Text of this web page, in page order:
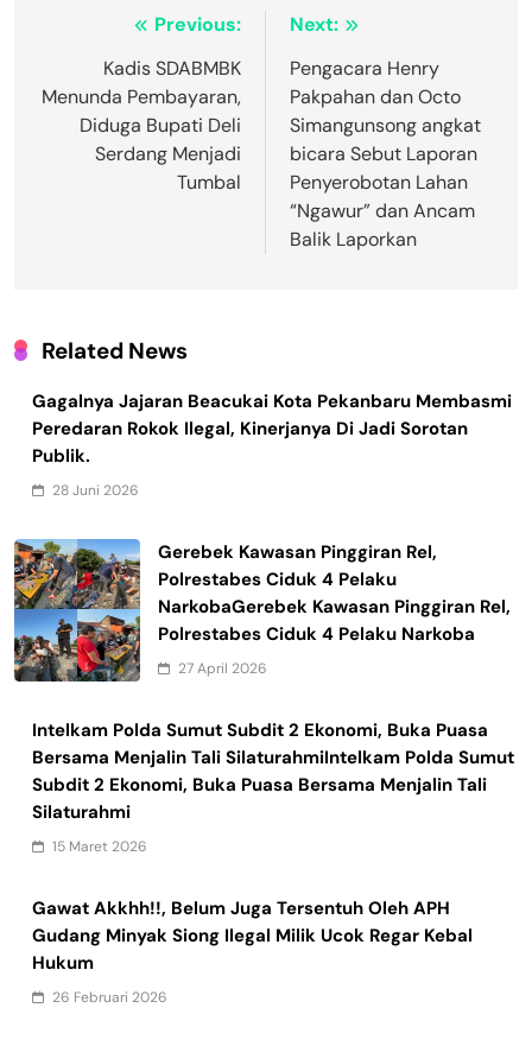
NavigasiPrevious:
Kadis SDABMBK
Menunda Pembayaran,
Diduga Bupati Deli
Serdang Menjadi
Tumbal
Next:
Pengacara Henry
Pakpahan dan Octo
Simangunsong angkat
bicara Sebut Laporan
Penyerobotan Lahan
“Ngawur” dan Ancam
Balik Laporkan
Related News
Gagalnya Jajaran Beacukai Kota Pekanbaru Membasmi
Peredaran Rokok Ilegal, Kinerjanya Di Jadi Sorotan
Publik.
28 Juni 2026
Gerebek Kawasan Pinggiran Rel,
Polrestabes Ciduk 4 Pelaku
NarkobaGerebek Kawasan Pinggiran Rel,
Polrestabes Ciduk 4 Pelaku Narkoba
27 April 2026
Intelkam Polda Sumut Subdit 2 Ekonomi, Buka Puasa
Bersama Menjalin Tali SilaturahmiIntelkam Polda Sumut
Subdit 2 Ekonomi, Buka Puasa Bersama Menjalin Tali
Silaturahmi
15 Maret 2026
Gawat Akkhh!!, Belum Juga Tersentuh Oleh APH
Gudang Minyak Siong Ilegal Milik Ucok Regar Kebal
Hukum
26 Februari 2026